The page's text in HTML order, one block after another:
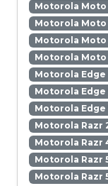
Motorola Moto
Motorola Moto
Motorola Moto
Motorola Moto
Motorola Edge
Motorola Edge
Motorola Edge
Motorola Razr
Motorola Razr
Motorola Razr
Motorola Razr